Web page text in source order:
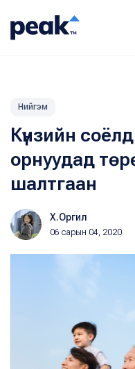
Нийгэм
Күнзийн соёлд
орнуудад
шалтгаан
Х.Оргил
06 сарын 04, 2020